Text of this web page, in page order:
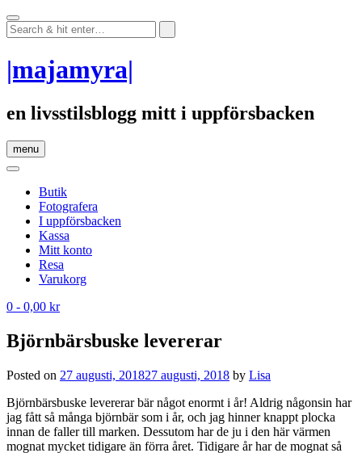
Skip
to
content
|majamyra|
en livsstilsblogg mitt i uppförsbacken
menu
Butik
Fotografera
I uppförsbacken
Kassa
Mitt konto
Resa
Varukorg
0 - 0,00 kr
Björnbärsbuske levererar
Posted on 27 augusti, 201827 augusti, 2018 by Lisa
Björnbärsbuske levererar bär något enormt i år! Aldrig någonsin har
jag fått så många björnbär som i år, och jag hinner knappt plocka
innan de faller till marken. Dessutom har de ju i den här värmen
mognat mycket tidigare än förra året. Tidigare år har de mognat så